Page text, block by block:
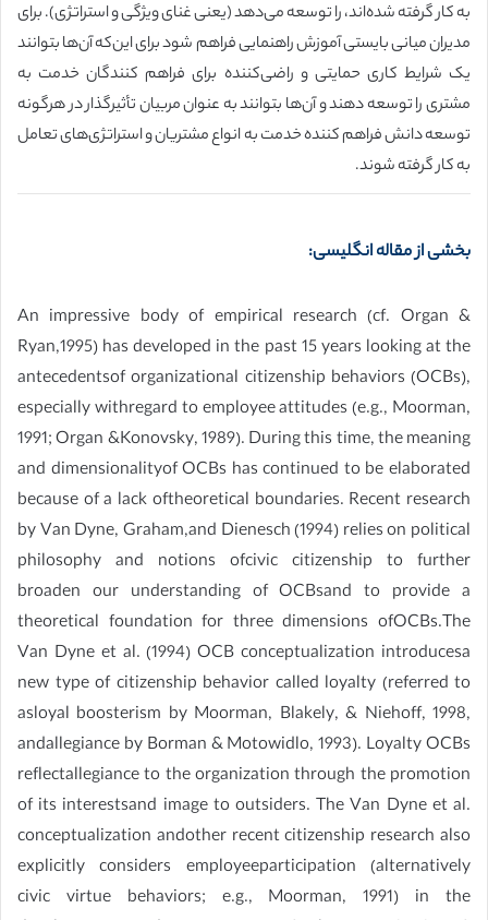
به کار گرفته شده‌اند، را توسعه می‌دهد (یعنی غنای ویژگی و استراتژی). برای
مدیران میانی بایستی آموزش راهنمایی فراهم شود برای این‌که آن‌ها بتوانند
یک شرایط کاری حمایتی و راضی‌کننده برای فراهم کنندگان خدمت به
مشتری را توسعه دهند و آن‌ها بتوانند به عنوان مربیان تأثیرگذار در هرگونه
توسعه دانش فراهم کننده خدمت به انواع مشتریان و استراتژی‌های تعامل
به کار گرفته شوند.
بخشی از مقاله انگلیسی:
An impressive body of empirical research (cf. Organ &
Ryan,1995) has developed in the past 15 years looking at the
antecedentsof organizational citizenship behaviors (OCBs),
especially withregard to employee attitudes (e.g., Moorman,
1991; Organ &Konovsky, 1989). During this time, the meaning
and dimensionalityof OCBs has continued to be elaborated
because of a lack oftheoretical boundaries. Recent research
by Van Dyne, Graham,and Dienesch (1994) relies on political
philosophy and notions ofcivic citizenship to further
broaden our understanding of OCBsand to provide a
theoretical foundation for three dimensions ofOCBs.The
Van Dyne et al. (1994) OCB conceptualization introducesa
new type of citizenship behavior called loyalty (referred to
asloyal boosterism by Moorman, Blakely, & Niehoff, 1998,
andallegiance by Borman & Motowidlo, 1993). Loyalty OCBs
reflectallegiance to the organization through the promotion
of its interestsand image to outsiders. The Van Dyne et al.
conceptualization andother recent citizenship research also
explicitly considers employeeparticipation (alternatively
civic virtue behaviors; e.g., Moorman, 1991) in the